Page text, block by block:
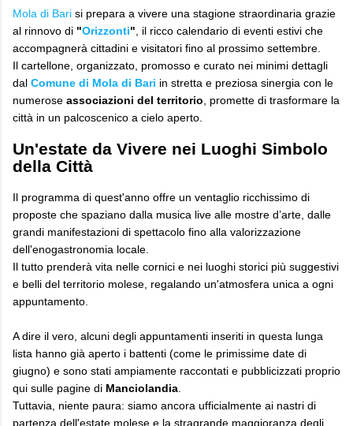
Mola di Bari si prepara a vivere una stagione straordinaria grazie
al rinnovo di "Orizzonti", il ricco calendario di eventi estivi che
accompagnerà cittadini e visitatori fino al prossimo settembre.
Il cartellone, organizzato, promosso e curato nei minimi dettagli
dal Comune di Mola di Bari in stretta e preziosa sinergia con le
numerose associazioni del territorio, promette di trasformare la
città in un palcoscenico a cielo aperto.
​Un'estate da Vivere nei Luoghi Simbolo
della Città
​Il programma di quest'anno offre un ventaglio ricchissimo di
proposte che spaziano dalla musica live alle mostre d’arte, dalle
grandi manifestazioni di spettacolo fino alla valorizzazione
dell'enogastronomia locale.
Il tutto prenderà vita nelle cornici e nei luoghi storici più suggestivi
e belli del territorio molese, regalando un'atmosfera unica a ogni
appuntamento.
​A dire il vero, alcuni degli appuntamenti inseriti in questa lunga
lista hanno già aperto i battenti (come le primissime date di
giugno) e sono stati ampiamente raccontati e pubblicizzati proprio
qui sulle pagine di Manciolandia.
Tuttavia, niente paura: siamo ancora ufficialmente ai nastri di
partenza dell'estate molese e la stragrande maggioranza degli